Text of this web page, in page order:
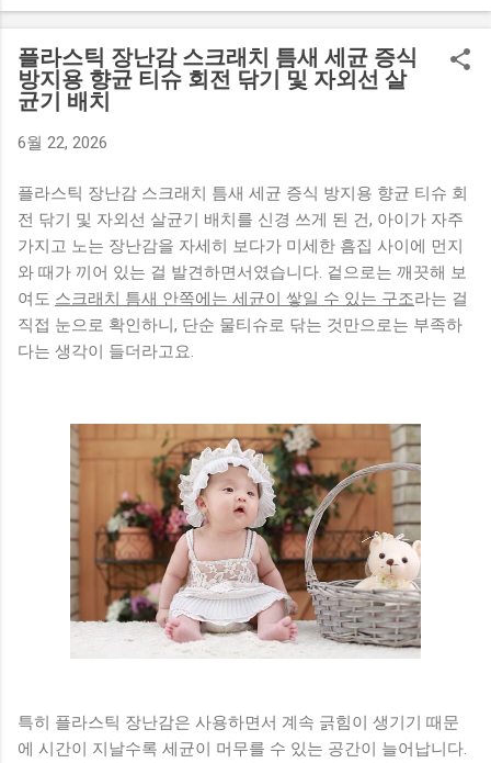
을 구체적으로 풀어보겠습니다. 첫 양치질에서 불소 치약을 사
용하는 이유 초기 충치 예방 효과 불소는 치아 표면을 강화하고
충치균 활동을 억제하는 역할을 합니다. 특히 유치가 나오기 시
작하는 시기에는 법랑질이 약하기 때문에 외부 보호가 필요합
니다. 실제로 초기부터 불소 치약을 사용한 경우와 그렇지 않은
에서 상담을 진행하다 보면 이 시기를 놓쳐 후회하는 경우가 많
습니다. 1000ppm 농도의 의미 1000ppm은 영유아용으로 안전
성과 효과가 검증된 농도입니다. 너무 낮으면 예방 효과가 부족
하고, 너무 높으면 삼킴에 대한 부담이 커집니다. 그래서 이 수
치는 균형점이라고 볼 수 있습니다. 실제로 많은 소아 치과에서
도 이 농도를 기준으로 권장하고 있습니다. 쌀알 크기 정량 도
포 기준과 실제 적용 방법 쌀알 크기의 정확한 기준 말로는 ‘쌀
보다 2~3배 많이 사용하는 경우가 있습니다. 실제로 제가 지도
했던 사례에서도 대부분 과다 도포가 문제였습니다. 도포 위치
와 방식 치약은 칫솔 끝에 살짝 묻히듯이 도포하는 것이 좋습니
다. 짜서 올리는 방식이 아니라...
플라스틱 장난감 스크래치 틈새 세균 증식
방지용 향균 티슈 회전 닦기 및 자외선 살
균기 배치
6월 22, 2026
플라스틱 장난감 스크래치 틈새 세균 증식 방지용 향균 티슈 회
전 닦기 및 자외선 살균기 배치를 신경 쓰게 된 건, 아이가 자주
가지고 노는 장난감을 자세히 보다가 미세한 흠집 사이에 먼지
와 때가 끼어 있는 걸 발견하면서였습니다. 겉으로는 깨끗해 보
여도 스크래치 틈새 안쪽에는 세균이 쌓일 수 있는 구조라는 걸
직접 눈으로 확인하니, 단순 물티슈로 닦는 것만으로는 부족하
다는 생각이 들더라고요.
특히 플라스틱 장난감은 사용하면서 계속 긁힘이 생기기 때문
에 시간이 지날수록 세균이 머무를 수 있는 공간이 늘어납니다.